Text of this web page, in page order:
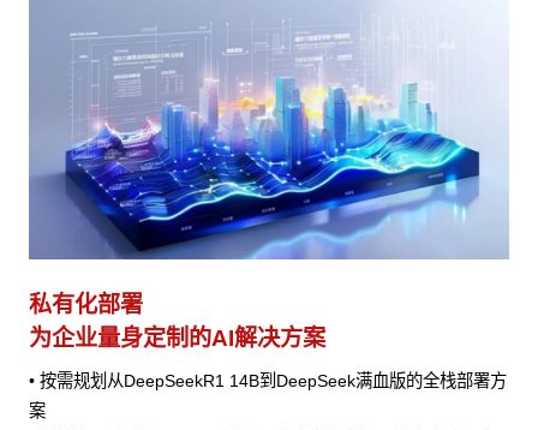
私有化部署
为企业量身定制的AI解决方案
• 按需规划从DeepSeekR1 14B到DeepSeek满血版的全栈部署方
案